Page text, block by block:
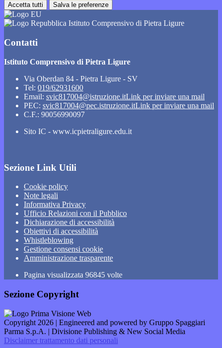
Accetta tutti Salva le preferenze
Istituto Comprensivo di Pietra Ligure
Contatti
Istituto Comprensivo di Pietra Ligure
Via Oberdan 84 - Pietra Ligure - SV
Tel: 019/62931600
Email: svic817004@istruzione.itLink per inviare una mail
PEC: svic817004@pec.istruzione.itLink per inviare una mail
C.F.: 90056990097
Sito IC - www.icpietraligure.edu.it
Sezione Link Utili
Cookie policy
Note legali
Informativa Privacy
Ufficio Relazioni con il Pubblico
Dichiarazione di accessibilità
Obiettivi di accessibilità
Whistleblowing
Gestione consensi cookie
Amministrazione trasparente
Pagina visualizzata 96845 volte
Sezione Copyright
Copyright 2026 | Engineered and powered by Gruppo Spaggiari
Parma S.p.A. | Divisione Publishing & New Social Media
Disclaimer trattamento dati personali